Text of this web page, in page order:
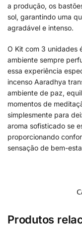
a produção, os
sol, garantindo uma
agradável e intenso.
O Kit com 3 unidades
ambiente sempre
essa experiência
incenso Aaradhya
ambiente de paz,
momentos de
simplesmente para
aroma sofisticado se
proporcionando
sensação de bem-
Produtos